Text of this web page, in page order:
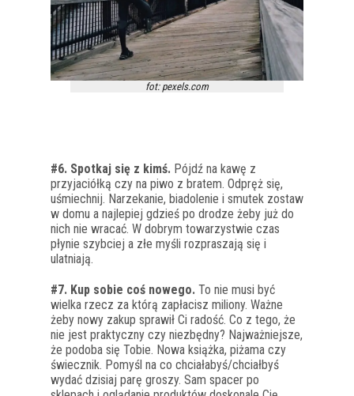
fot: pexels.com
#6. Spotkaj się z kimś. Pójdź na kawę z
przyjaciółką czy na piwo z bratem. Odpręż się,
uśmiechnij. Narzekanie, biadolenie i smutek zostaw
w domu a najlepiej gdzieś po drodze żeby już do
nich nie wracać. W dobrym towarzystwie czas
płynie szybciej a złe myśli rozpraszają się i
ulatniają.
#7. Kup sobie coś nowego. To nie musi być
wielka rzecz za którą zapłacisz miliony. Ważne
żeby nowy zakup sprawił Ci radość. Co z tego, że
nie jest praktyczny czy niezbędny? Najważniejsze,
że podoba się Tobie. Nowa książka, piżama czy
świecznik. Pomyśl na co chciałabyś/chciałbyś
wydać dzisiaj parę groszy. Sam spacer po